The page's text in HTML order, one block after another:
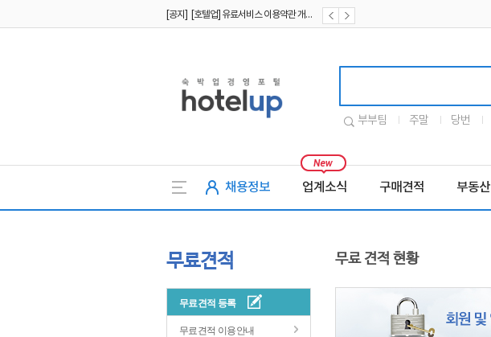
[공지] [호텔업] 유료서비스 이용약관 개정본2 (19.09.02)
부부팀 주말 당번
채용정보 업계소식 구매견적 부동산
무료견적
무료견적 등록
무료견적 이용안내
무료 견적 현황